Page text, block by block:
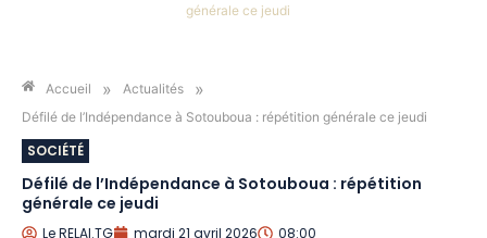
générale ce jeudi
Accueil » Actualités »
Défilé de l’Indépendance à Sotouboua : répétition générale ce jeudi
SOCIÉTÉ
Défilé de l’Indépendance à Sotouboua : répétition
générale ce jeudi
Le RELAI.TG mardi 21 avril 2026 08:00